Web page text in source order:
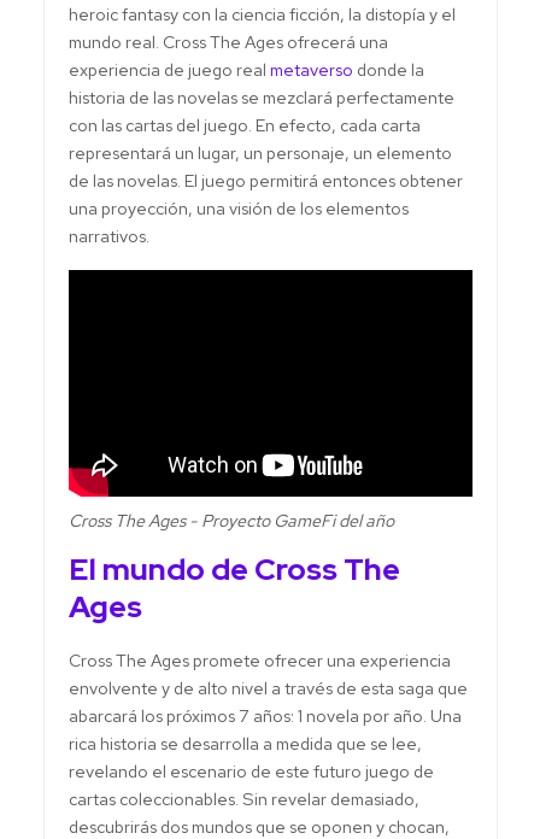
heroic fantasy con la ciencia ficción, la distopía y el
mundo real. Cross The Ages ofrecerá una
experiencia de juego real metaverso donde la
historia de las novelas se mezclará perfectamente
con las cartas del juego. En efecto, cada carta
representará un lugar, un personaje, un elemento
de las novelas. El juego permitirá entonces obtener
una proyección, una visión de los elementos
narrativos.
Cross The Ages - Proyecto GameFi del año
El mundo de Cross The
Ages
Cross The Ages promete ofrecer una experiencia
envolvente y de alto nivel a través de esta saga que
abarcará los próximos 7 años: 1 novela por año. Una
rica historia se desarrolla a medida que se lee,
revelando el escenario de este futuro juego de
cartas coleccionables. Sin revelar demasiado,
descubrirás dos mundos que se oponen y chocan,